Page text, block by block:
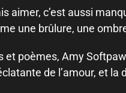
aimer, c’est aussi
une brûlure, une
poèmes, Amy
de l’amour, et la